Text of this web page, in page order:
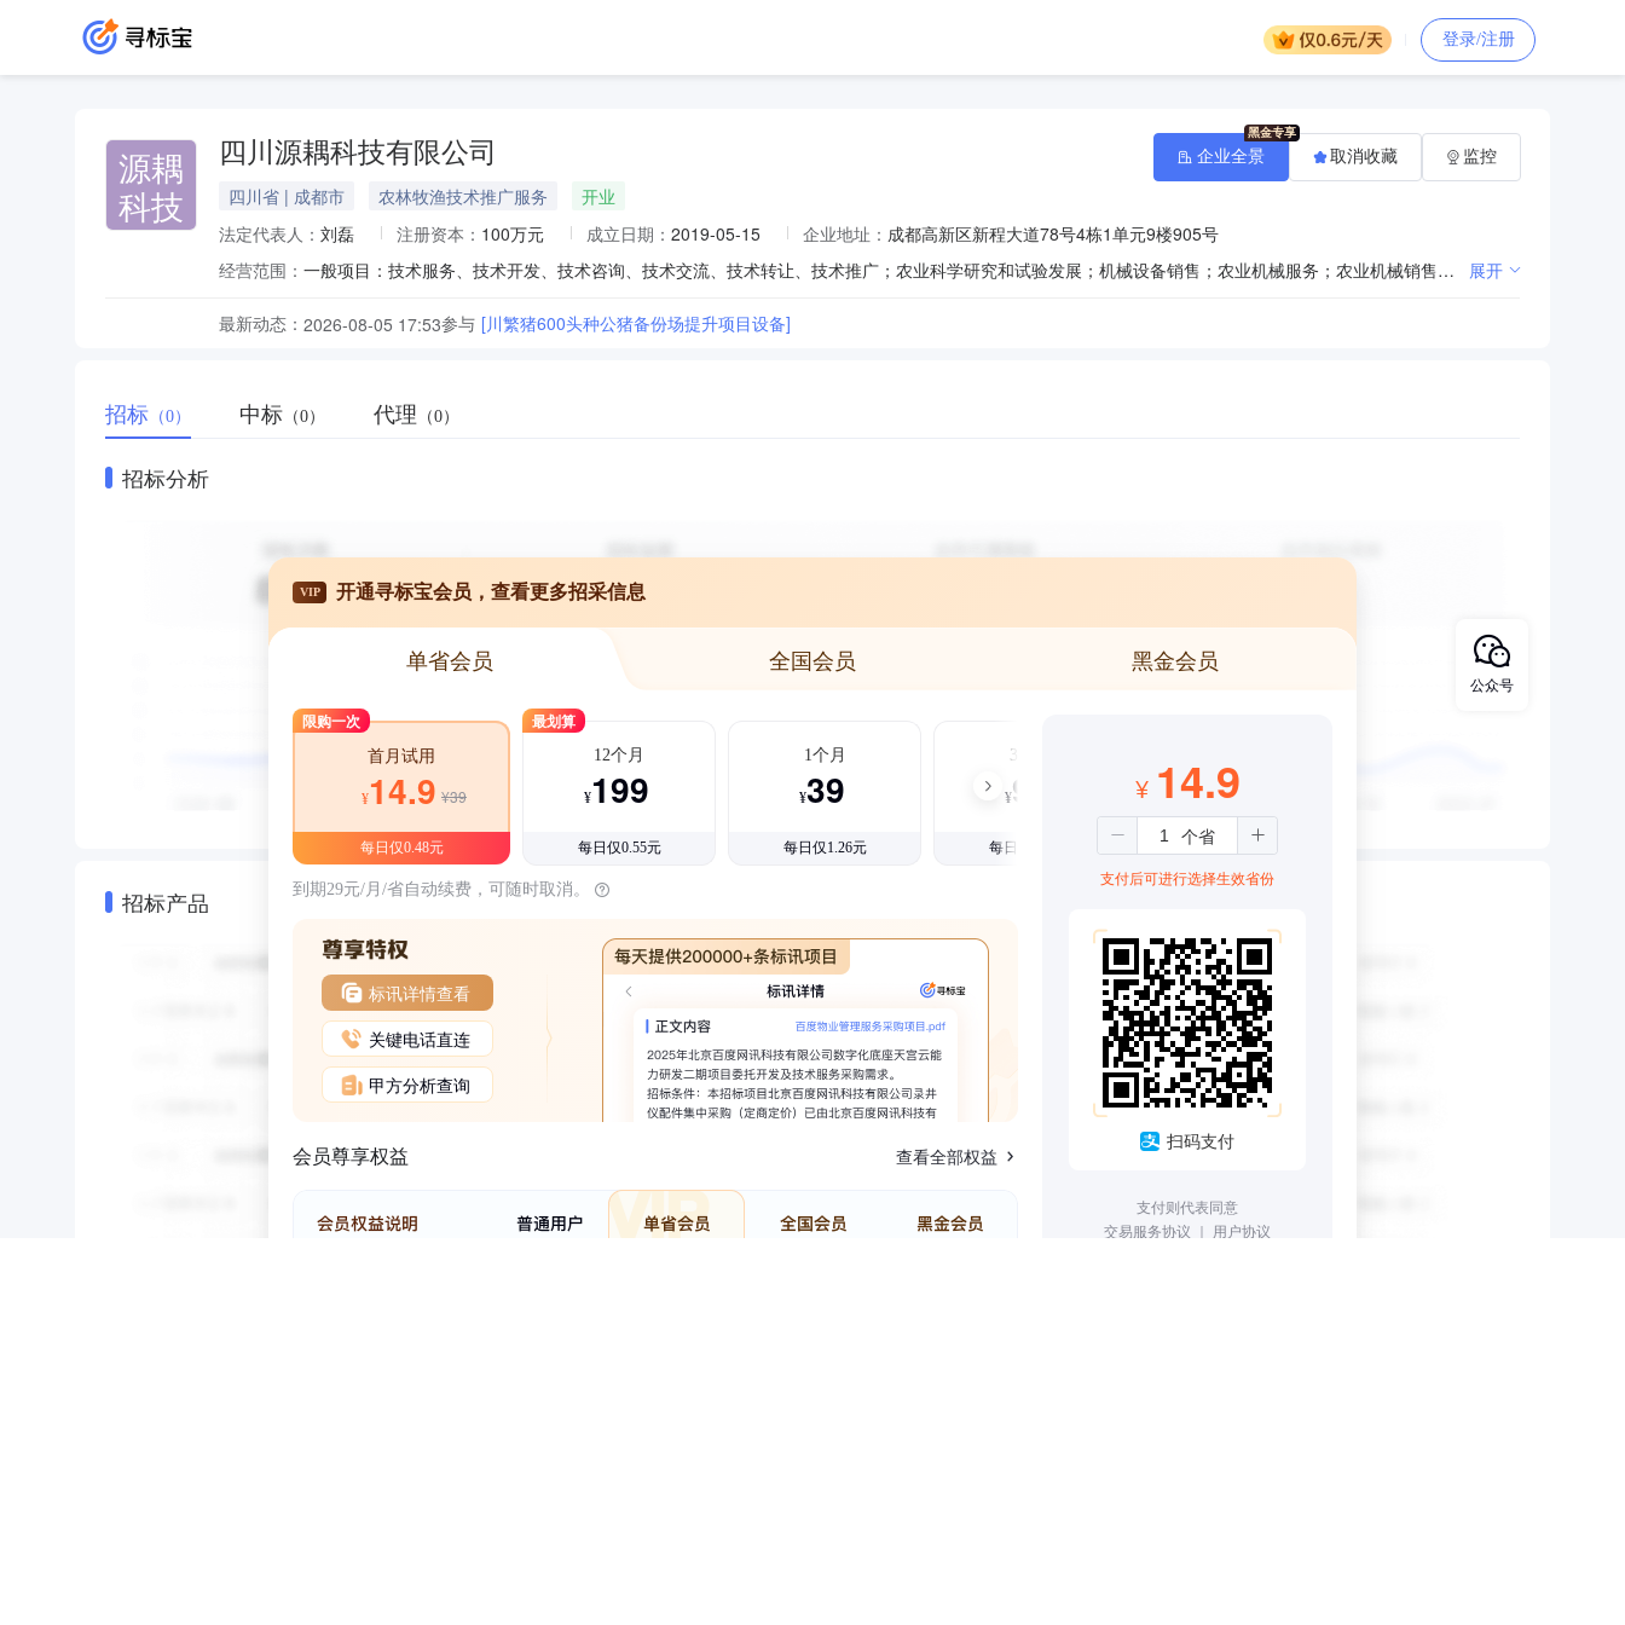
登录/注册
源耦
科技
四川源耦科技有限公司
四川省 | 成都市 农林牧渔技术推广服务
开业
法定代表人： 刘磊 注册资本： 100万元 成立日期： 2019-05-15 企业地址： 成都高新区新程大道78号4栋1单元9楼905号
经营范围：
一般项目：技术服务、技术开发、技术咨询、技术交流、技术转让、技术推广；农业科学研究和试验发展；机械设备销售；农业机械服务；农业机械销售；农业机械租赁；机械设备租赁；智能农业管理；普通机械设备安装服务；农、林、牧、副、渔业专业机械的销售；工业工程设计服务；农林牧副渔业专业机械的安装、维修；环保咨询服务；环境保护监测；土壤污染治理与修复服务；土壤环境污染防治服务；新材料技术研发；资源再生利用技术研发；在线能源监测技术研发；仪器仪表销售；专用化学产品销售（不含危险化学品）；化工产品销售（不含许可类化工产品）；农副产品销售；水产品零售；软件销售；畜牧机械销售；图文设计制作；专业设计服务；平面设计；工业设计服务；工程管理服务；第一类医疗器械销售；第二类医疗器械销售。（除依法须经批准的项目外，凭营业执照依法自主开展经营活动）许可项目：食品销售；建设工程设计。（依法须经批准的项目，经相关部门批准后方可开展经营活动，具体经营项目以相关部门批准文件或许可证件为准） 展开
最新动态： 2026-08-05 17:53参与 [川繁猪600头种公猪备份场提升项目设备]
企业全景 取消收藏 监控
招标 （0） 中标 （0） 代理 （0）
招标分析
招标产品
VIP 开通寻标宝会员，查看更多招采信息
单省会员 全国会员 黑金会员
限购一次
首月试用
¥14.9 ¥39
每日仅0.48元
最划算
12个月
¥199
每日仅0.55元
1个月
¥39
每日仅1.26元
3个月
¥99
每日仅1.08元
到期29元/月/省自动续费，可随时取消。
标讯详情查看
关键电话直连
甲方分析查询
会员尊享权益 查看全部权益
¥ 14.9
支付后可进行选择生效省份
扫码支付
支付则代表同意
交易服务协议 ｜ 用户协议
公众号